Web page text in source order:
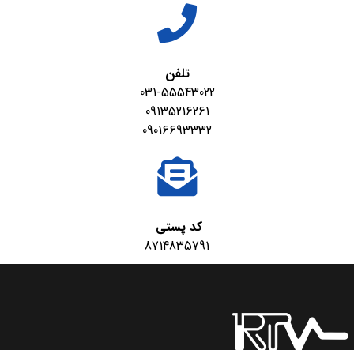
تلفن
031-55543022
09135216261
09016693332
کد پستی
8714835791